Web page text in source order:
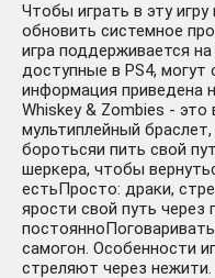
Чтобы играть в эту
обновить системное
игра поддерживается
доступные в PS4, могут
информация приведена
Whiskey & Zombies - это
мультиплейный
боротьсяи пить свой
шеркера, чтобы
естьПросто: драки,
ярости свой путь через
самогон. Особенности
стреляют через